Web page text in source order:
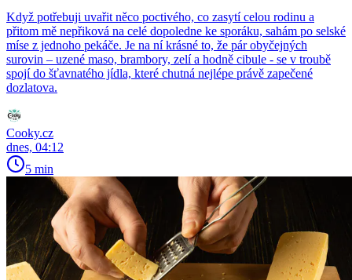
Když potřebuji uvařit něco poctivého, co zasytí celou rodinu a
přitom mě nepřiková na celé dopoledne ke sporáku, sahám po selské
míse z jednoho pekáče. Je na ní krásné to, že pár obyčejných
surovin – uzené maso, brambory, zelí a hodně cibule - se v troubě
spojí do šťavnatého jídla, které chutná nejlépe právě zapečené
dozlatova.
Cooky.cz
dnes, 04:12
5 min